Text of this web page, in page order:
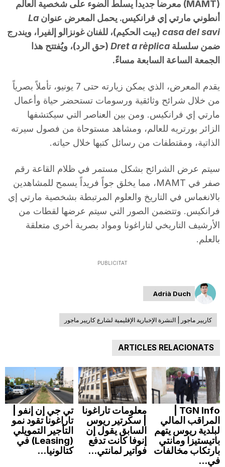
(MAMT) معرضاً جديداً يسلط الضوء على شخصية العالم
أنطوني مارتي إي فرانكيس. يحمل المعرض عنوان La
casa del savi (بيت الحكيم)، للفنان غونزالو إلفيرا، ويندرج
ضمن سلسلة Dret a rèplica (حق الرد)، ويُفتتح هذا
الجمعة الساعة السابعة مساءً.
يقدم المعرض، الذي يمكن زيارته حتى 7 يونيو، تأملاً بصرياً
من خلال شرائح وثائقية ورسومات تستحضر حياة وأعمال
مارتي إي فرانكيس. ومن بين العناصر التي سيكتشفها
الزائر بورتريه للعالم، ومشاهد مستوحاة من فصول سيرته
الذاتية، ومقتطفات من رسائل كتبها خلال حياته.
سيتم عرض الشرائح بشكل مستمر في ظلام القاعة رقم
صفر في MAMT، مما يخلق جواً فريداً يسمح للمشاهدين
بالانغماس في التاريخ والعلوم المرتبطة بشخصية مارتي إي
فرانكيس. وتتضمن الصور التي سيتم عرضها لقطات من
الأرشيف التاريخي لتاراغونا ومواد بصرية أخرى متعلقة
بالعلم.
PUBLICITAT
Adrià Duch
كاريير ماجور | النشرة الإخبارية الإقليمية لشارع كاريير ماجور
ARTICLES RELACIONATS
تي جي إن إنفو |
تاراغونا تقود نمو
التأجير التمويلي
(Leasing) في
كتالونيا...
معلومات تاراغونا
| سكرتير ريوس
السابق يقول إن
إنوفا كانت تدفع
فواتير لمانتي...
المراقب المالي
لبلدية ريوس يتهم
باتيستيزا ومانتي
بارتكاب مخالفات
في...